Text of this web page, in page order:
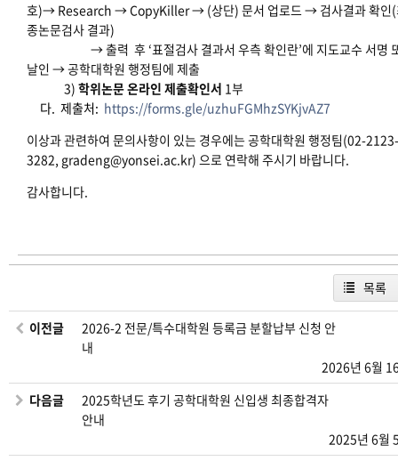
호)→ Research → CopyKiller → (상단) 문서 업로드 → 검사결과 확인
종논문검사 결과)
→ 출력 후 ‘표절검사 결과서 우측 확인란’에 지도교수 서명
날인 → 공학대학원 행정팀에 제출
3) 학위논문 온라인 제출확인서 1부
다. 제출처: https://forms.gle/uzhuFGMhzSYKjvAZ7
이상과 관련하여 문의사항이 있는 경우에는 공학대학원 행정팀(02-2123-
3282, gradeng@yonsei.ac.kr) 으로 연락해 주시기 바랍니다.
감사합니다.
목록
이전글
2026-2 전문/특수대학원 등록금 분할납부 신청 안
내
2026년 6월
다음글
2025학년도 후기 공학대학원 신입생 최종합격자
안내
2025년 6월